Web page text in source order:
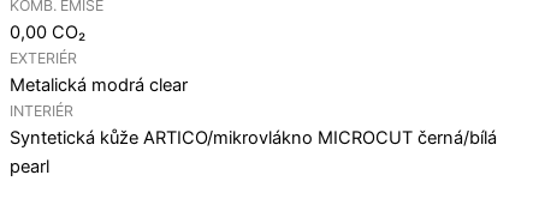
KOMB. EMISE
0,00 CO₂
EXTERIÉR
Metalická modrá clear
INTERIÉR
Syntetická kůže ARTICO/mikrovlákno MICROCUT černá/bílá
pearl